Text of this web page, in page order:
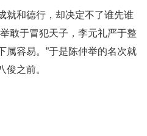
就和德行，却决定不了谁先谁
敢于冒犯天子，李元礼严于整
属容易。”于是陈仲举的名次就
俊之前。